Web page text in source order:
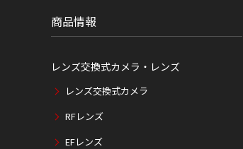
商品情報
レンズ交換式カメラ・レンズ
レンズ交換式カメラ
RFレンズ
EFレンズ